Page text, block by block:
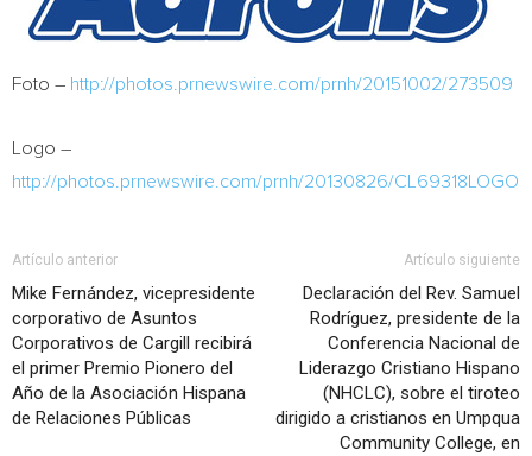
Foto – http://photos.prnewswire.com/prnh/20151002/273509
Logo –
http://photos.prnewswire.com/prnh/20130826/CL69318LOGO
Artículo anterior
Mike Fernández, vicepresidente
corporativo de Asuntos
Corporativos de Cargill recibirá
el primer Premio Pionero del
Año de la Asociación Hispana
de Relaciones Públicas
Artículo siguiente
Declaración del Rev. Samuel
Rodríguez, presidente de la
Conferencia Nacional de
Liderazgo Cristiano Hispano
(NHCLC), sobre el tiroteo
dirigido a cristianos en Umpqua
Community College, en